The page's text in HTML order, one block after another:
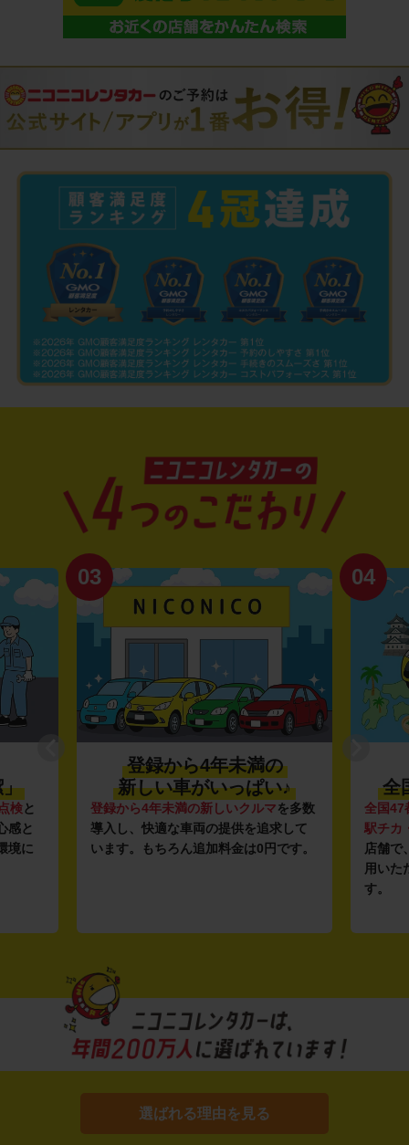
」
検と
感と
境に
03
登録から4年未満の
新しい車がいっぱい♪
登録から4年未満の新しいクルマを多数
導入し、快適な車両の提供を追求して
います。もちろん追加料金は0円です。
04
全
全国47
駅チカ
店舗で
用いた
す。
選ばれる理由を見る